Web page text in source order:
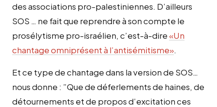
des associations pro-palestiniennes. D’ailleurs
SOS … ne fait que reprendre à son compte le
prosélytisme pro-israélien, c’est-à-dire«Un
chantage omniprésent à l’antisémitisme».
Et ce type de chantage dans la version de SOS…
nous donne : ”Que de déferlements de haines, de
détournements et de propos d’excitation ces